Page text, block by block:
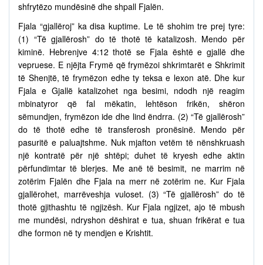
shfrytëzo mundësinë dhe shpall Fjalën.
Fjala “gjallëroj” ka disa kuptime. Le të shohim tre prej tyre:
(1) “Të gjallërosh” do të thotë të katalizosh. Mendo për
kiminë. Hebrenjve 4:12 thotë se Fjala është e gjallë dhe
vepruese. E njëjta Frymë që frymëzoi shkrimtarët e Shkrimit
të Shenjtë, të frymëzon edhe ty teksa e lexon atë. Dhe kur
Fjala e Gjallë katalizohet nga besimi, ndodh një reagim
mbinatyror që fal mëkatin, lehtëson frikën, shëron
sëmundjen, frymëzon ide dhe lind ëndrra. (2) “Të gjallërosh”
do të thotë edhe të transferosh pronësinë. Mendo për
pasuritë e paluajtshme. Nuk mjafton vetëm të nënshkruash
një kontratë për një shtëpi; duhet të kryesh edhe aktin
përfundimtar të blerjes. Me anë të besimit, ne marrim në
zotërim Fjalën dhe Fjala na merr në zotërim ne. Kur Fjala
gjallërohet, marrëveshja vuloset. (3) “Të gjallërosh” do të
thotë gjithashtu të ngjizësh. Kur Fjala ngjizet, ajo të mbush
me mundësi, ndryshon dëshirat e tua, shuan frikërat e tua
dhe formon në ty mendjen e Krishtit.